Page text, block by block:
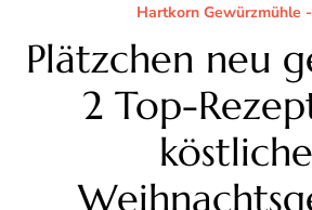
Hartkorn Gewürzmühle
Plätzchen neu
2 Top-